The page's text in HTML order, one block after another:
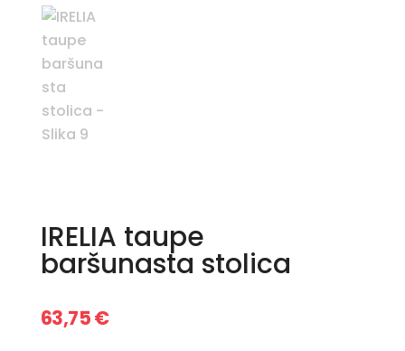
IRELIA taupe
baršunasta stolica
63,75€